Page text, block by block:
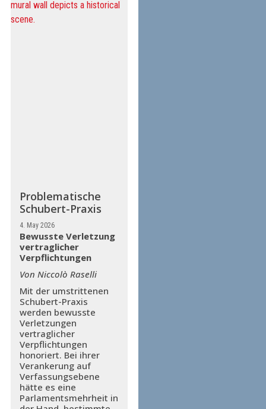
Problematische
Schubert-Praxis
4. May 2026
Bewusste Verletzung
vertraglicher
Verpflichtungen
Von Niccolò Raselli
Mit der umstrittenen
Schubert-Praxis
werden bewusste
Verletzungen
vertraglicher
Verpflichtungen
honoriert. Bei ihrer
Verankerung auf
Verfassungsebene
hätte es eine
Parlamentsmehrheit in